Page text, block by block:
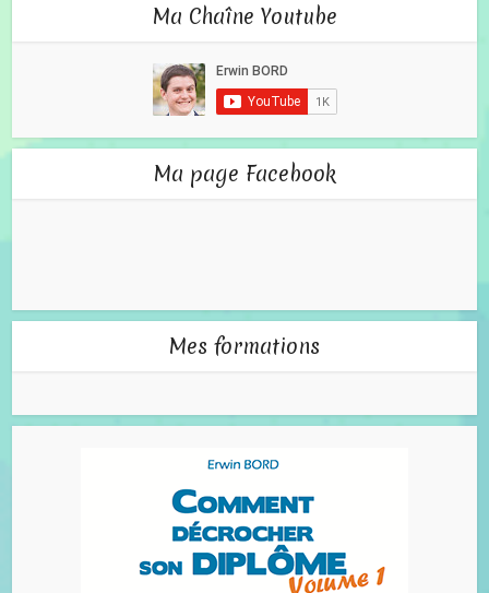
Ma Chaîne Youtube
Ma page Facebook
Mes formations